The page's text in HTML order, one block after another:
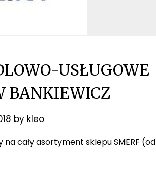
USŁUGOWE
BANKIEWICZ
by kleo
na cały asortyment sklepu SMERF (od